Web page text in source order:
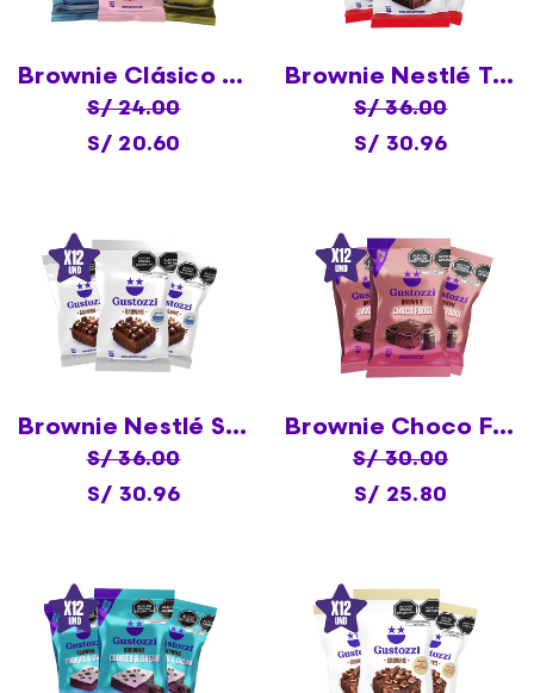
Brownie Clásico Surtido X12
S/ 24.00
S/ 20.60
Brownie Nestlé Triangulo X12
S/ 36.00
S/ 30.96
Brownie Nestlé Sublime X12
S/ 36.00
S/ 30.96
Brownie Choco Fudge X12
S/ 30.00
S/ 25.80